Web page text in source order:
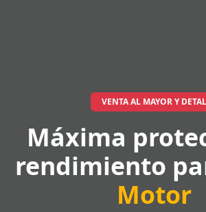
VENTA AL MAYOR Y DETAL
Máxima
rendimiento
Motor